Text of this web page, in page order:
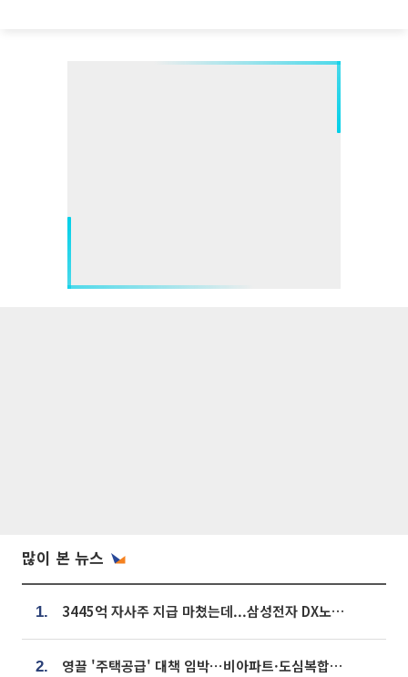
많이 본 뉴스
1. 3445억 자사주 지급 마쳤는데...삼성전자 DX노조, 뒤늦은 '떼쓰기 집회'
2. 영끌 '주택공급' 대책 임박⋯비아파트·도심복합까지 총동원